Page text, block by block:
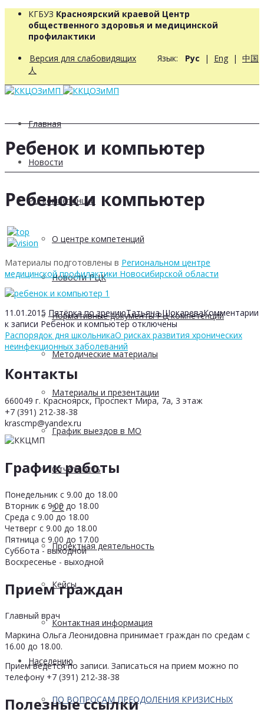
КГБУЗ Красноярский краевой Центр
общественного здоровья и медицинской
профилактики
Версия для слабовидящих Язык: Рус | Eng | 中国
人
Главная
Новости
РЦ компетенций
О центре компетенций
Новости РЦК
Нормативные документы РЦ компетенций
Методические материалы
Материалы и презентации
График выездов в МО
Отчетность
5 С
Проектная деятельность
Кейсы
Контактная информация
Населению
ПО ВОПРОСАМ ПРЕОДОЛЕНИЯ КРИЗИСНЫХ
Ребенок и компьютер
Ребенок и компьютер
Материалы подготовлены в Региональном центре
медицинской профилактики Новосибирской области
11.01.2015 Пятёрка по зрениюТатьяна ШокареваКомментарии
к записи Ребенок и компьютеротключены
Распорядок дня школьникаО рисках развития хронических
неинфекционных заболеваний
Контакты
660049 г. Красноярск, Проспект Мира, 7а, 3 этаж
+7 (391) 212-38-38
krascmp@yandex.ru
График работы
Понедельник с 9.00 до 18.00
Вторник с 9.00 до 18.00
Среда с 9.00 до 18.00
Четверг с 9.00 до 18.00
Пятница с 9.00 до 17.00
Суббота - выходной
Воскресенье - выходной
Прием граждан
Главный врач
Маркина Ольга Леонидовна принимает граждан по средам с
16.00 до 18.00.
Прием ведется по записи. Записаться на прием можно по
телефону +7 (391) 212-38-38
Полезные ссылки